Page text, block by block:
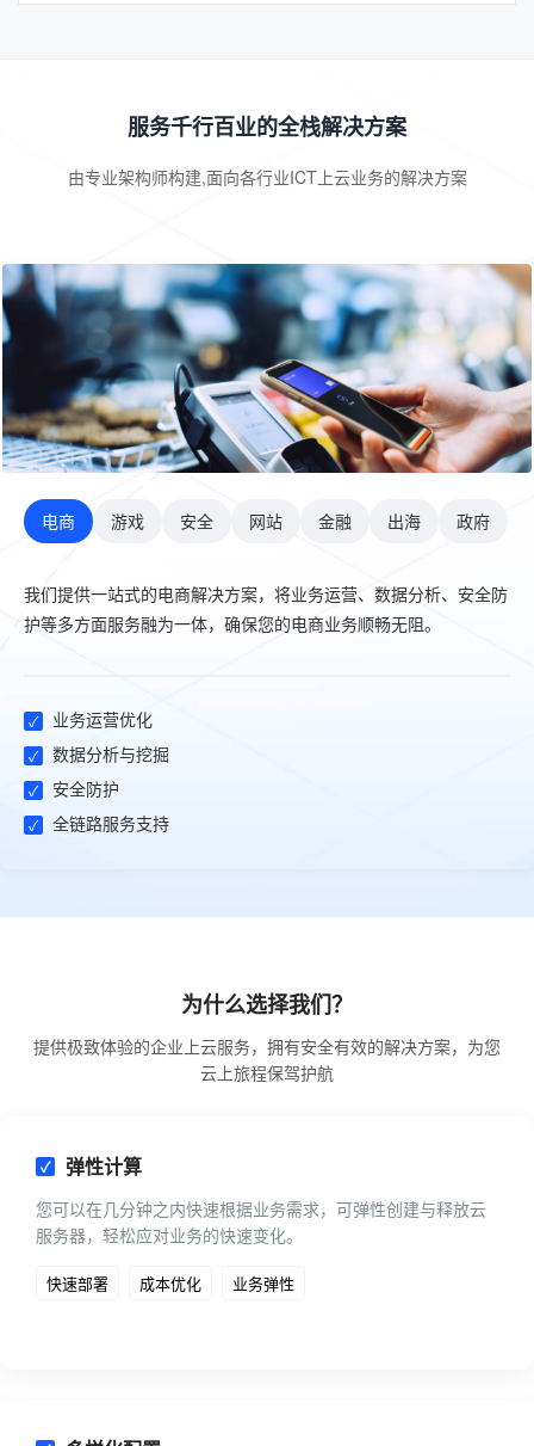
服务千行百业的全栈解决方案
由专业架构师构建,面向各行业ICT上云业务的解决方案
电商 游戏 安全 网站 金融 出海 政府
我们提供一站式的电商解决方案，将业务运营、数据分析、安全防
护等多方面服务融为一体，确保您的电商业务顺畅无阻。
业务运营优化
数据分析与挖掘
安全防护
全链路服务支持
为什么选择我们？
提供极致体验的企业上云服务，拥有安全有效的解决方案，为您
云上旅程保驾护航
弹性计算
您可以在几分钟之内快速根据业务需求，可弹性创建与释放云
服务器，轻松应对业务的快速变化。
快速部署 成本优化 业务弹性